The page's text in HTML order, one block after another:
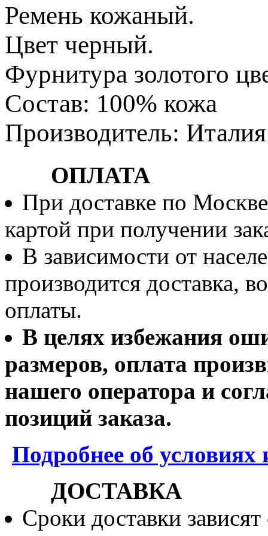
Ремень кожаный.
Цвет черный.
Фурнитура золотого
Состав: 100% кожа
Производитель: Италия
ОПЛАТА
При доставке по
картой при получении
В зависимости от
производится доставка,
оплаты.
В целях избежания
размеров, оплата
нашего оператора и
позиций заказа.
Подробнее об
ДОСТАВКА
Сроки доставки